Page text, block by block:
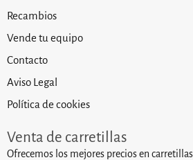
Recambios
Vende tu equipo
Contacto
Aviso Legal
Política de cookies
Venta de carretillas
Ofrecemos los mejores precios en